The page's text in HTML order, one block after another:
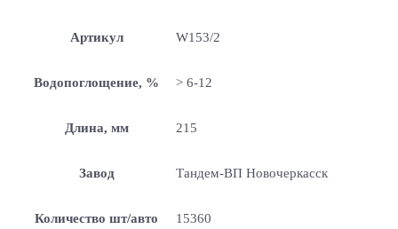
Артикул W153/2
Водопоглощение, % > 6-12
Длина, мм 215
Завод Тандем-ВП Новочеркасск
Количество шт/авто 15360